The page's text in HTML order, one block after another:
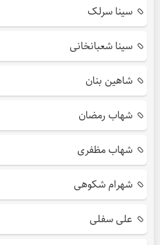
سینا سرلک
سینا شعبانخانی
شاهین بنان
شهاب رمضان
شهاب مظفری
شهرام شکوهی
علی سفلی